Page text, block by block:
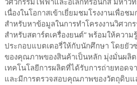
วิศวกรรมไฟฟ้าและอิเล็กทรอนิกส์ มหาวิ
เนื่องในโอกาสเข้าเยี่ยมชมโรงงานเพื่อช
สำหรับหาข้อมูลในการทำโครงงานวิศวก
สำหรับสตาร์ตเครื่องยนต์” พร้อมให้ความ
ประกอบแบตเตอรี่ให้กับนักศึกษา โดยยัว
ของคุณภาพของสินค้าเป็นหลัก มุ่งมั่นผลิ
เทคโนโลยีการผลิตที่ได้รับการถ่ายทอด
และมีการตรวจสอบคุณภาพของวัตถุดิบ